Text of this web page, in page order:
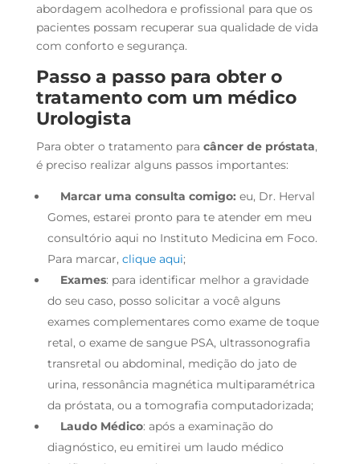
abordagem acolhedora e profissional para que os
pacientes possam recuperar sua qualidade de vida
com conforto e segurança.
Passo a passo para obter o
tratamento com um médico
Urologista
Para obter o tratamento para câncer de próstata,
é preciso realizar alguns passos importantes:
Marcar uma consulta comigo: eu, Dr. Herval
Gomes, estarei pronto para te atender em meu
consultório aqui no Instituto Medicina em Foco.
Para marcar, clique aqui;
Exames: para identificar melhor a gravidade
do seu caso, posso solicitar a você alguns
exames complementares como exame de toque
retal, o exame de sangue PSA, ultrassonografia
transretal ou abdominal, medição do jato de
urina, ressonância magnética multiparamétrica
da próstata, ou a tomografia computadorizada;
Laudo Médico: após a examinação do
diagnóstico, eu emitirei um laudo médico